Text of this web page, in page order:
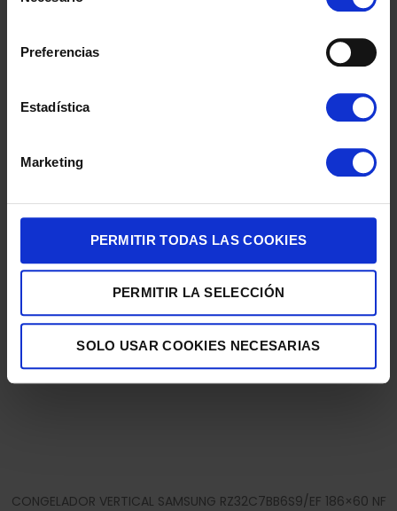
Preferencias
Estadística
Marketing
PERMITIR TODAS LAS COOKIES
PERMITIR LA SELECCIÓN
SOLO USAR COOKIES NECESARIAS
BCO
872,41€
CONGELADOR VERTICAL SAMSUNG RZ32C7BB6S9/EF 186×60 NF